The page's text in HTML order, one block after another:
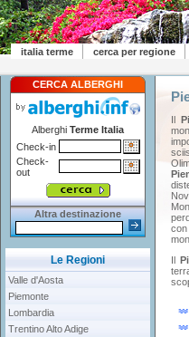
italia terme cerca per regione
CERCA ALBERGHI
Alberghi Terme Italia
Check-in
Check-
out
Altra destinazione
Le Regioni
Valle d'Aosta
Piemonte
Lombardia
Trentino Alto Adige
Il
Il